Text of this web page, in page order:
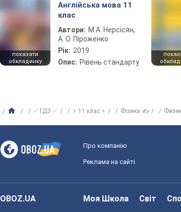
показати
обкладинку
Англійська мова 11
клас
Автори: М.А. Нерсісян,
А. О. Піроженко
Рік: 2019
Опис: Рівень стандарту
✅ ГДЗ ✅ ⚡ 11 клас ⚡ Фізика ✍
Про компанію
Реклама на сайті
OBOZ.UA Моя Школа Світ